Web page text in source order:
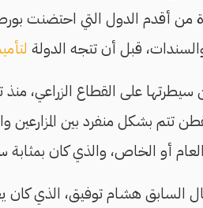
من أقدم الدول التي احتضنت
قبل أن تتجه الدولة
على القطاع الزراعي،
تتم بشكل منفرد بين المزارعين
أو الخاص، والذي كان
السابق هشام توفيق، الذي كان